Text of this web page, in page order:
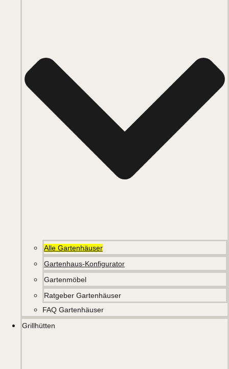
Alle Gartenhäuser
Gartenhaus-Konfigurator
Gartenmöbel
Ratgeber Gartenhäuser
FAQ Gartenhäuser
Grillhütten